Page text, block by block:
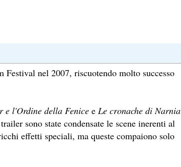
nel 2007, riscuotendo molto successo
e l'Ordine della Fenice e Le cronache di Narnia
sono state condensate le scene inerenti al
effetti speciali, ma queste compaiono solo